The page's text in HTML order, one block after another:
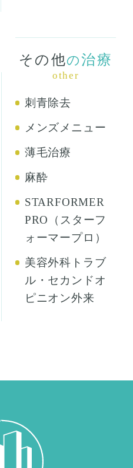
その他の治療
other
刺青除去
メンズメニュー
薄毛治療
麻酔
STARFORMER
PRO（スターフ
ォーマープロ）
美容外科トラブ
ル・セカンドオ
ピニオン外来